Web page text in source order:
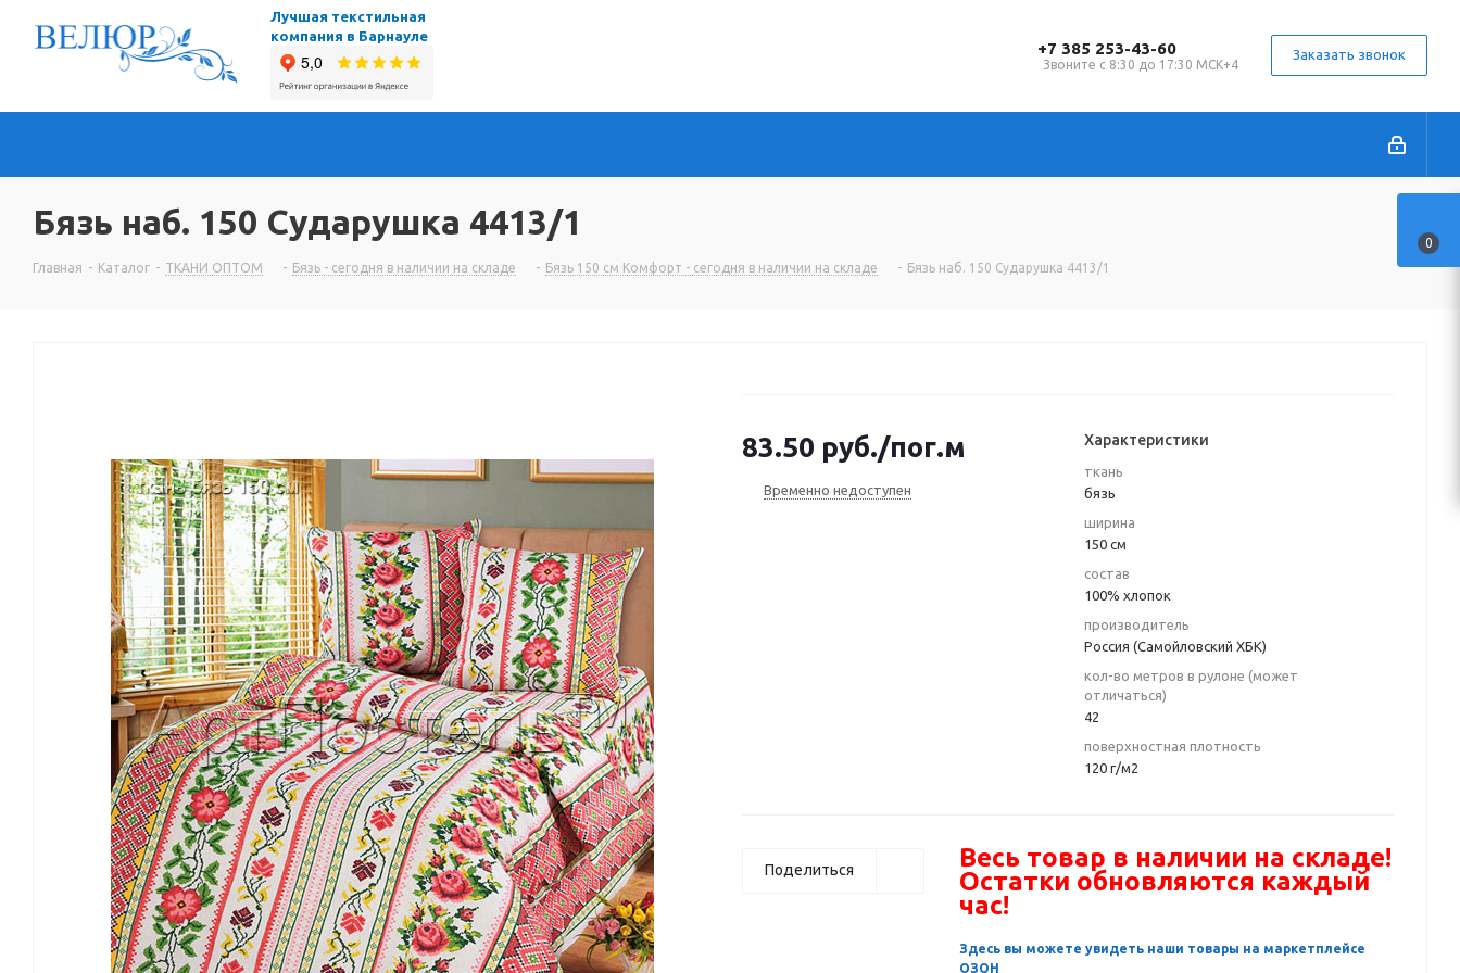
Лучшая текстильная
компания в Барнауле
+7 385 253-43-60
Звоните с 8:30 до 17:30 МСК+4
Заказать звонок
Бязь наб. 150 Сударушка 4413/1
Главная - Каталог - ТКАНИ ОПТОМ - Бязь - сегодня в наличии на складе - Бязь 150 см Комфорт - сегодня в наличии на складе - Бязь наб. 150 Сударушка 4413/1
83.50 руб./пог.м
Временно недоступен
Характеристики
ткань
бязь
ширина
150 см
состав
100% хлопок
производитель
Россия (Самойловский ХБК)
кол-во метров в рулоне (может
отличаться)
42
поверхностная плотность
120 г/м2
Поделиться
Весь товар в наличии на складе!
Остатки обновляются каждый
час!
Здесь вы можете увидеть наши товары на маркетплейсе
ОЗОН
0